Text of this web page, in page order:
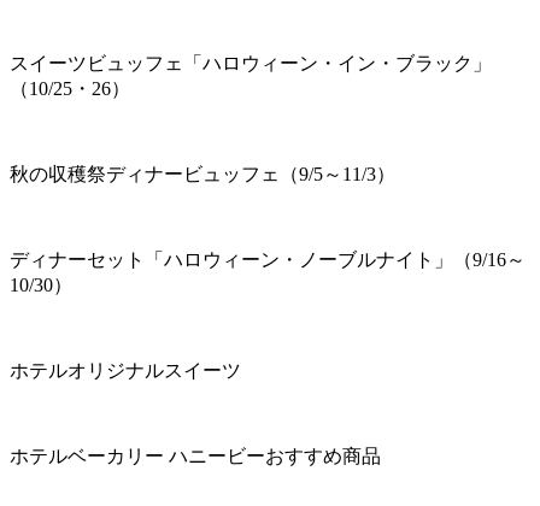
スイーツビュッフェ「ハロウィーン・イン・ブラック」
（10/25・26）
秋の収穫祭ディナービュッフェ（9/5～11/3）
ディナーセット「ハロウィーン・ノーブルナイト」（9/16～
10/30）
ホテルオリジナルスイーツ
ホテルベーカリー ハニービーおすすめ商品